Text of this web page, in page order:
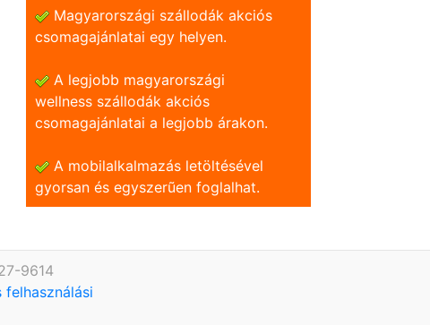
Magyarországi szállodák akciós
csomagajánlatai egy helyen.
A legjobb magyarországi
wellness szállodák akciós
csomagajánlatai a legjobb árakon.
A mobilalkalmazás letöltésével
gyorsan és egyszerũen foglalhat.
9614
felhasználási